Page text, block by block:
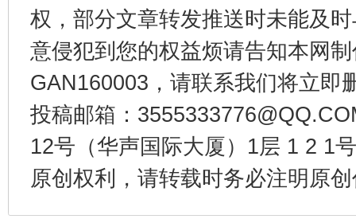
权，部分文章转发推送时未能及
意侵犯到您的权益烦请告知本网
GAN160003，请联系我们将立即
投稿邮箱：
12号（华声国际大厦）1层 1 2 1
原创权利，请转载时务必注明原